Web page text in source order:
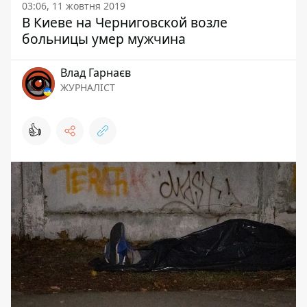
03:06, 11 жовтня 2019
В Киеве на Черниговской возле
больницы умер мужчина
Влад Гарнаєв
ЖУРНАЛІСТ
👍